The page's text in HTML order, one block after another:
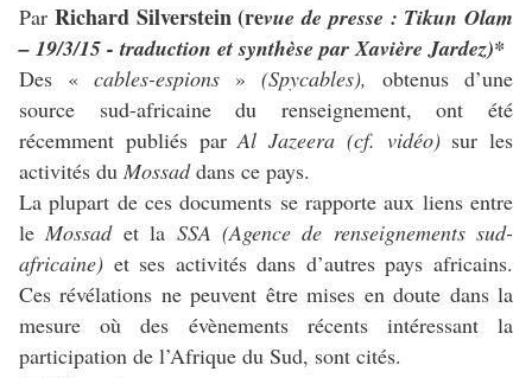
Par Richard Silverstein (revue de presse : Tikun Olam
– 19/3/15 -traduction et synthèse par Xavière Jardez)*
Des « cables-espions » (Spycables), obtenus d’une
source sud-africaine du renseignement, ont été
récemment publiés parAl Jazeera (cf. vidéo)sur les
activités du Mossaddans ce pays.
La plupart de ces documents se rapporte aux liens entre
leMossadet la SSA (Agence de renseignements sud-
africaine) et ses activités dans d’autres pays africains.
Ces révélations ne peuvent être mises en doute dans la
mesure où des évènements récents intéressant la
participation de l’Afrique du Sud, sont cités.